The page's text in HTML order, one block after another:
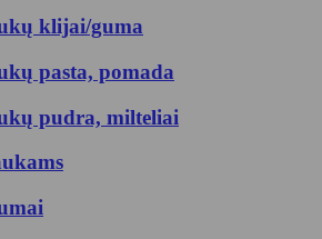
klijai/guma
pasta, pomada
pudra, milteliai